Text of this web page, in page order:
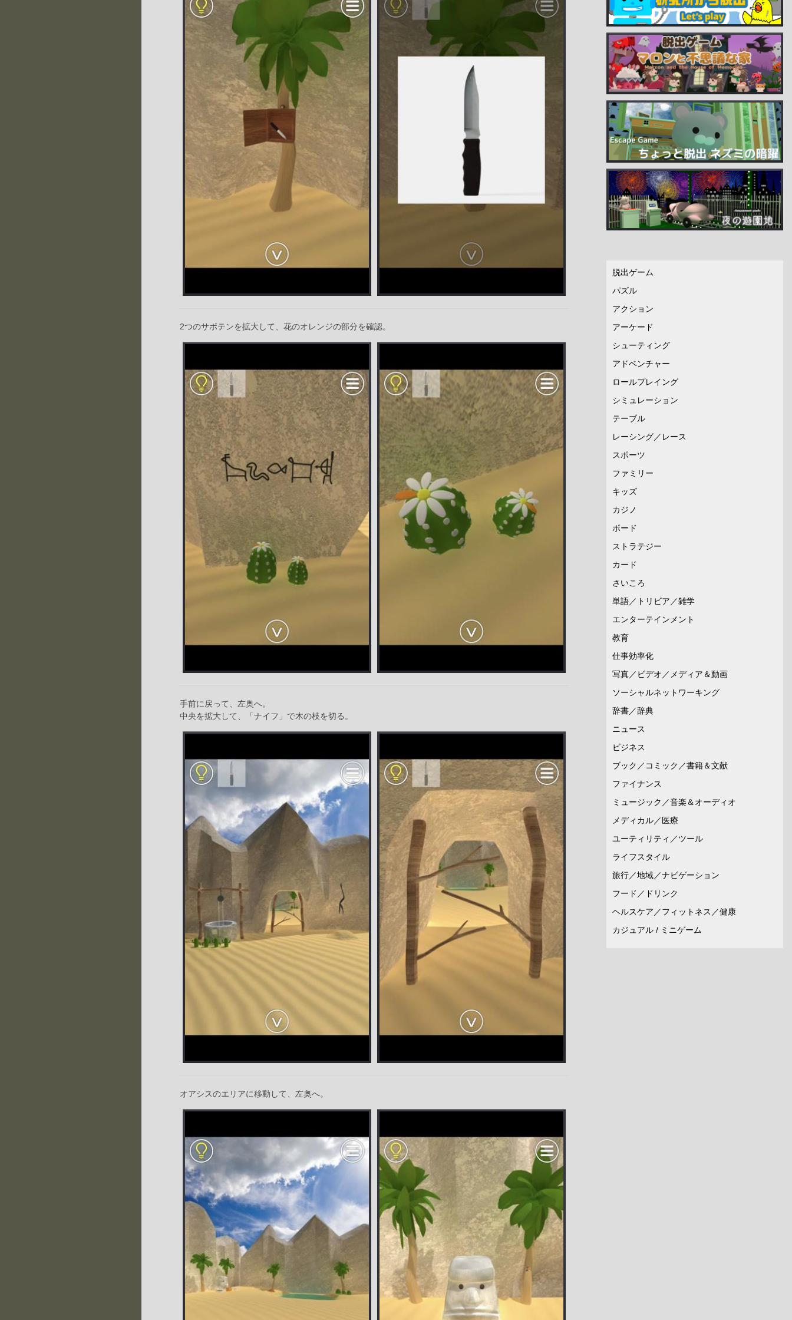
2つのサボテンを拡大して、花のオレンジの部分を確認。
手前に戻って、左奥へ。
中央を拡大して、「ナイフ」で木の枝を切る。
オアシスのエリアに移動して、左奥へ。
脱出ゲーム
パズル
アクション
アーケード
シューティング
アドベンチャー
ロールプレイング
シミュレーション
テーブル
レーシング／レース
スポーツ
ファミリー
キッズ
カジノ
ボード
ストラテジー
カード
さいころ
単語／トリビア／雑学
エンターテインメント
教育
仕事効率化
写真／ビデオ／メディア＆動画
ソーシャルネットワーキング
辞書／辞典
ニュース
ビジネス
ブック／コミック／書籍＆文献
ファイナンス
ミュージック／音楽＆オーディオ
メディカル／医療
ユーティリティ／ツール
ライフスタイル
旅行／地域／ナビゲーション
フード／ドリンク
ヘルスケア／フィットネス／健康
カジュアル / ミニゲーム